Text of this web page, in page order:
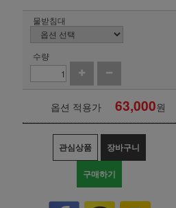
물받침대
수량
옵션 적용가 63,000원
관심상품 장바구니
구매하기